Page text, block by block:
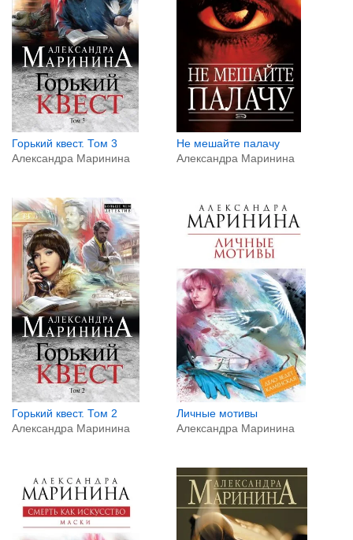
Горький квест. Том 3
Александра Маринина
Не мешайте палачу
Александра Маринина
Горький квест. Том 2
Александра Маринина
Личные мотивы
Александра Маринина